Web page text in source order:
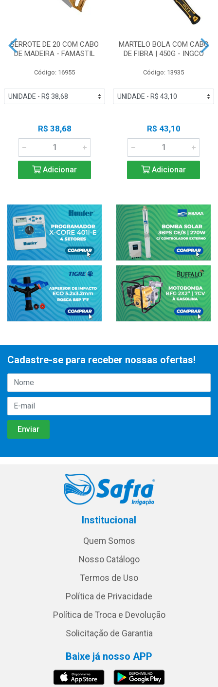
SERROTE DE 20 COM CABO
DE MADEIRA - FAMASTIL
Código: 16955
R$ 38,68
Adicionar
MARTELO BOLA COM CABO
DE FIBRA | 450G - INGCO
Código: 13935
R$ 43,10
Adicionar
Cadastre-se para receber nossas ofertas!
Institucional
Quem Somos
Nosso Catálogo
Termos de Uso
Política de Privacidade
Política de Troca e Devolução
Solicitação de Garantia
Baixe já nosso APP